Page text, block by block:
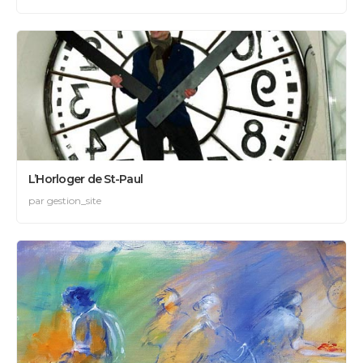
L’Horloger de St-Paul
par gestion_site